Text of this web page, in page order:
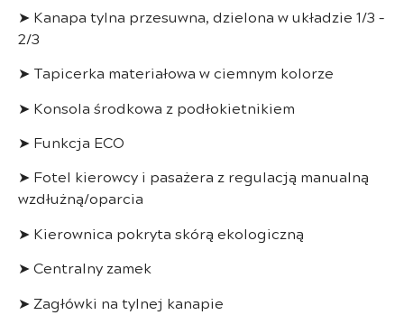
➤ Kanapa tylna przesuwna, dzielona w układzie 1/3 –
2/3
➤ Tapicerka materiałowa w ciemnym kolorze
➤ Konsola środkowa z podłokietnikiem
➤ Funkcja ECO
➤ Fotel kierowcy i pasażera z regulacją manualną
wzdłużną/oparcia
➤ Kierownica pokryta skórą ekologiczną
➤ Centralny zamek
➤ Zagłówki na tylnej kanapie